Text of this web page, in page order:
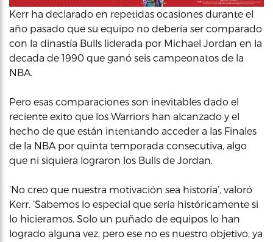
Kerr ha declarado en repetidas ocasiones durante el
año pasado que su equipo no debería ser comparado
con la dinastía Bulls liderada por Michael Jordan en la
decada de 1990 que ganó seis campeonatos de la
NBA.
Pero esas comparaciones son inevitables dado el
reciente exito que los Warriors han alcanzado y el
hecho de que están intentando acceder a las Finales
de la NBA por quinta temporada consecutiva, algo
que ni siquiera lograron los Bulls de Jordan.
‘No creo que nuestra motivación sea historia’, valoró
Kerr. ‘Sabemos lo especial que sería históricamente si
lo hicieramos. Solo un puñado de equipos lo han
logrado alguna vez, pero ese no es nuestro objetivo, ya